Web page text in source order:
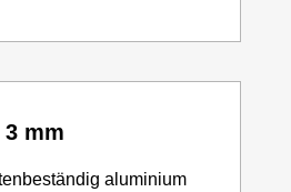
mm
aluminium